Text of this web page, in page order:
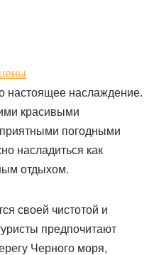
настоящее наслаждение.
красивыми
погодными
насладиться как
отдыхом.
своей чистотой и
предпочитают
Черного моря,